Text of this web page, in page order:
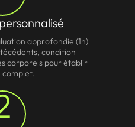
approfondie (1h)
condition
corporels pour établir
complet.